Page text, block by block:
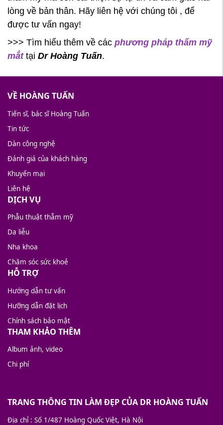
lòng về bản thân. Hãy liên hệ với chúng tôi , để
được tư vấn ngay!
>>> Tìm hiểu thêm về các phương pháp thẩm mỹ
mắttại Dr Hoàng Tuấn.
VỀ HOÀNG TUẤN
Tiến sĩ, bác sĩ Hoàng Tuấn
Tin tức
Dàn công nghệ
Đánh giá của khách hàng
Khuyến mại
Liên hệ
DỊCH VỤ
Phẫu thuật thẫm mỹ
Da liễu
Nha khoa
Chăm sóc sức khoẻ
HỖ TRỢ
Hướng dẫn tư vấn
Hưỡng dẫn đặt lịch
Chính sách bảo mật
THAM KHẢO THÊM
Album ảnh, video
Chi phí
TRANG THÔNG TIN LÀM ĐẸP CỦA DR HOÀNG TUẤN
Địa chỉ: Số 1/487 Hoàng Quốc Việt, Hà Nội